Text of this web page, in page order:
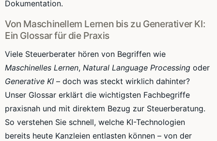
Dokumentation.
Von Maschinellem Lernen bis zu Generativer KI:
Ein Glossar für die Praxis
Viele Steuerberater hören von Begriffen wie
Maschinelles Lernen, Natural Language Processing oder
Generative KI – doch was steckt wirklich dahinter?
Unser Glossar erklärt die wichtigsten Fachbegriffe
praxisnah und mit direktem Bezug zur Steuerberatung.
So verstehen Sie schnell, welche KI-Technologien
bereits heute Kanzleien entlasten können – von der